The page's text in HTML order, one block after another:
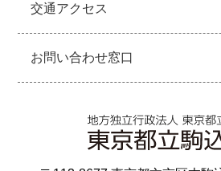
交通アクセス
お問い合わせ窓口